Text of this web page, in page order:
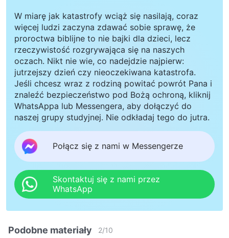
W miarę jak katastrofy wciąż się nasilają, coraz
więcej ludzi zaczyna zdawać sobie sprawę, że
proroctwa biblijne to nie bajki dla dzieci, lecz
rzeczywistość rozgrywająca się na naszych
oczach. Nikt nie wie, co nadejdzie najpierw:
jutrzejszy dzień czy nieoczekiwana katastrofa.
Jeśli chcesz wraz z rodziną powitać powrót Pana i
znaleźć bezpieczeństwo pod Bożą ochroną, kliknij
WhatsAppa lub Messengera, aby dołączyć do
naszej grupy studyjnej. Nie odkładaj tego do jutra.
Połącz się z nami w Messengerze
Skontaktuj się z nami przez
WhatsApp
Podobne materiały 2/10